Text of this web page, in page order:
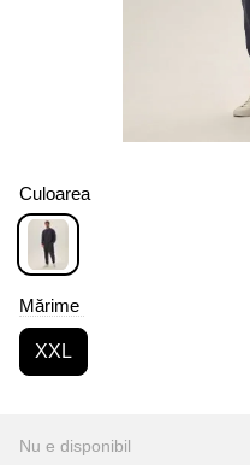
Culoarea
Mărime
XXL
Nu e disponibil